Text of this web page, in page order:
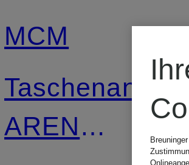
MCM
AREN